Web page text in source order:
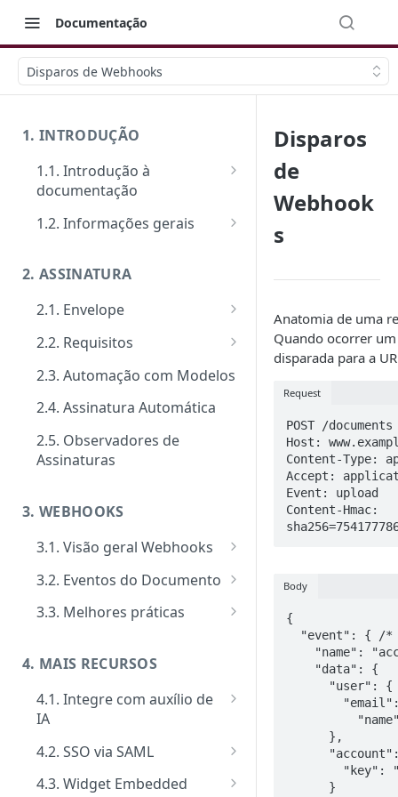
Documentação
Disparos de Webhooks
1. INTRODUÇÃO
1.1. Introdução à
documentação
Primeiros passos
Ferramentas de Teste:
Postman e Insomnia
1.2. Informações gerais
Suporte
Limite de requisições
Mensagens de erro
Segurança
2. ASSINATURA
2.1. Envelope
Guia de criação: O passo a
passo padrão
Tipos de notificações para os
signatários
das notificações
Notificações
Envelopes
Eventos
Ativação performática: alta
escala e assincronismo
Regras de finalização de
2.2. Requisitos
Tipos de requisitos de
autenticação
2.3. Automação com Modelos
2.4. Assinatura Automática
2.5. Observadores de
Assinaturas
3. WEBHOOKS
3.1. Visão geral Webhooks
Cadastro de Webhooks via APP
Cadastro de Webhooks via API
3.2. Eventos do Documento
Evento Add Signer
Exceeded
Evento Auto Close
Evento Cancel
Evento Close
Evento Deadline
3.3. Melhores práticas
4. MAIS RECURSOS
4.1. Integre com auxílio de
IA
MCP Server
4.2. SSO via SAML
Como implementar SSO via
4.3. Widget Embedded
Disparos
de
Webhook
s
Anatomia de uma
Quando ocorrer
disparada para a
Request
POST /
Host:
Content-Type:
Accept:
Event: upload
Content-Hmac:
Body
{